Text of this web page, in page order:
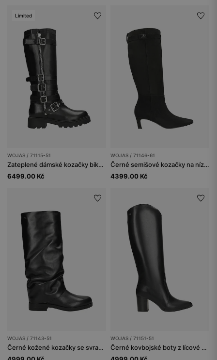
Limited
WOJAS / 71115-51
Zateplené dámské kozačky biker stylu z pravé kůže
6499.00 Kč
WOJAS / 71146-61
Černé semišové kozačky na nízkém podpatku
4399.00 Kč
WOJAS / 71143-51
Černé kožené kozačky se svraskaným svrškem
WOJAS / 71151-51
Černé kovbojské boty z lícové kůže